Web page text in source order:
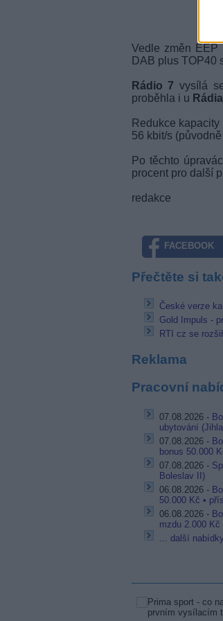
Vedle změn EEP
DAB plus TOP40
Rádio 7 vysílá
proběhla i u
Redukce
56 kbit/s
Po těchto
procent pro další
redakce
FACEBOOK
Přečtěte si
České verze
Gold Impuls -
RTI cz se
Reklama
Pracovní
07.08.2026 -
ubytování
07.08.2026 -
bonus 50.000
07.08.2026 -
Boleslav II)
06.08.2026 -
50.000 Kč •
06.08.2026 -
mzdu 2.000
... další